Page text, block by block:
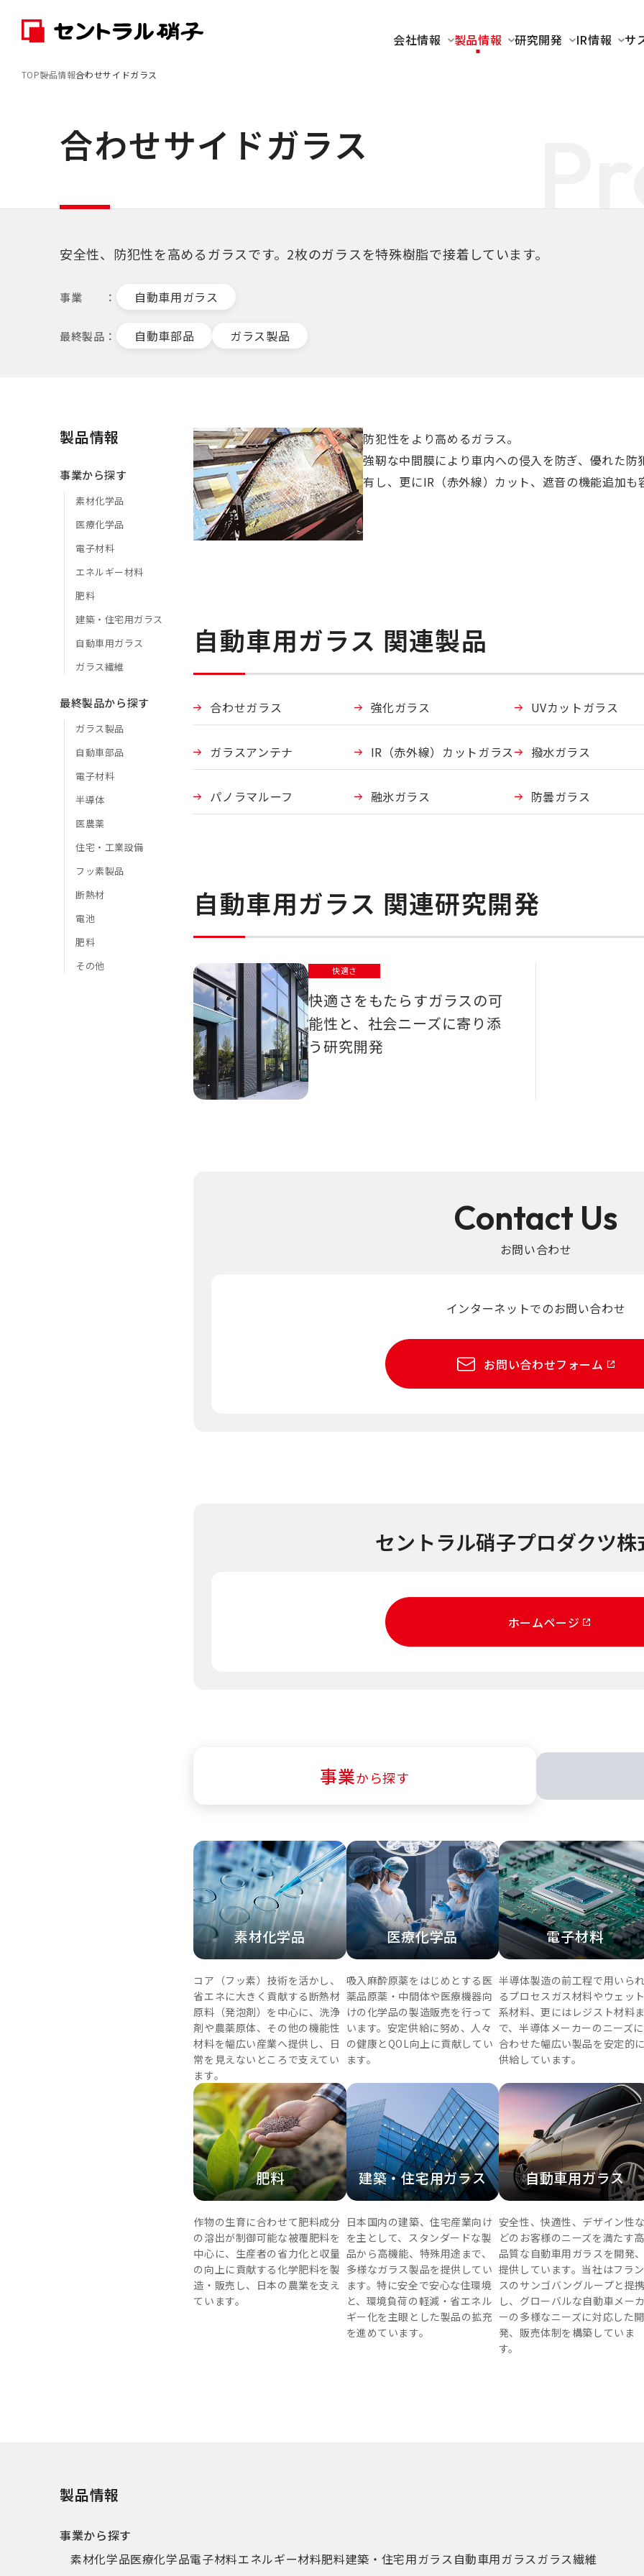
会社情報 製品情報 研究開発 IR情報 サ
TOP製品情報合わせサイドガラス
合わせサイドガラス
安全性、防犯性を高めるガラスです。2枚のガラスを特殊樹脂で接着しています。
事業 自動車用ガラス
最終製品 自動車部品 ガラス製品
製品情報
事業から探す
素材化学品
医療化学品
電子材料
エネルギー材料
肥料
建築・住宅用ガラス
自動車用ガラス
ガラス繊維
最終製品から探す
ガラス製品
自動車部品
電子材料
半導体
医農薬
住宅・工業設備
フッ素製品
断熱材
電池
肥料
その他
防犯性をより高めるガラス。
強靭な中間膜により車内への侵入を防ぎ、優れた
有し、更にIR（赤外線）カット、遮音の機能追加も
自動車用ガラス 関連製品
合わせガラス 強化ガラス UVカットガラス
ガラスアンテナ IR（赤外線）カットガラス 撥水ガラス
パノラマルーフ 融氷ガラス 防曇ガラス
自動車用ガラス 関連研究開発
快適さ
快適さをもたらすガラスの可
能性と、社会ニーズに寄り添
う研究開発
Contact Us
お問い合わせ
インターネットでのお問い合わせ
お問い合わせフォーム
セントラル硝子プロダクツ株
ホームページ
事業から探す
素材化学品
コア（フッ素）技術を活かし、
省エネに大きく貢献する断熱材
原料（発泡剤）を中心に、洗浄
剤や農薬原体、その他の機能性
材料を幅広い産業へ提供し、日
常を見えないところで支えてい
ます。
医療化学品
吸入麻酔原薬をはじめとする医
薬品原薬・中間体や医療機器向
けの化学品の製造販売を行って
います。安定供給に努め、人々
の健康とQOL向上に貢献してい
ます。
電子材料
半導体製造の前工程で用いら
るプロセスガス材料やウェッ
系材料、更にはレジスト材料
で、半導体メーカーのニーズに
合わせた幅広い製品を安定的
供給しています。
肥料
作物の生育に合わせて肥料成分
の溶出が制御可能な被覆肥料を
中心に、生産者の省力化と収量
の向上に貢献する化学肥料を製
造・販売し、日本の農業を支え
ています。
建築・住宅用ガラス
日本国内の建築、住宅産業向け
を主として、スタンダードな製
品から高機能、特殊用途まで、
多様なガラス製品を提供してい
ます。特に安全で安心な住環境
と、環境負荷の軽減・省エネル
ギー化を主眼とした製品の拡充
を進めています。
自動車用ガラス
安全性、快適性、デザイン性
どのお客様のニーズを満たす高
品質な自動車用ガラスを開発
提供しています。当社はフラン
スのサンゴバングループと提
し、グローバルな自動車メー
ーの多様なニーズに対応した開
発、販売体制を構築していま
す。
製品情報
事業から探す
素材化学品医療化学品電子材料エネルギー材料肥料建築・住宅用ガラス自動車用ガラスガラス繊維